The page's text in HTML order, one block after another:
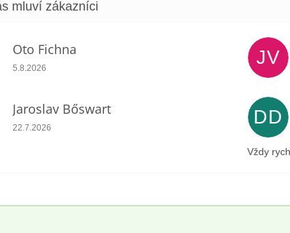
Oto Fichna
Hodnocení obchodu je 5 z 5 hvězdiček.
5.8.2026 JV
Jaroslav Bőswart
Hodnocení obchodu je 5 z 5 hvězdiček.
22.7.2026 DD
Vždy